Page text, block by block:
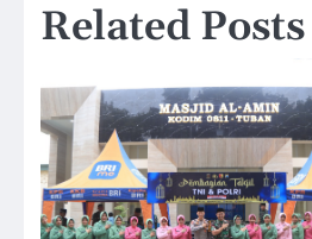
Related Posts